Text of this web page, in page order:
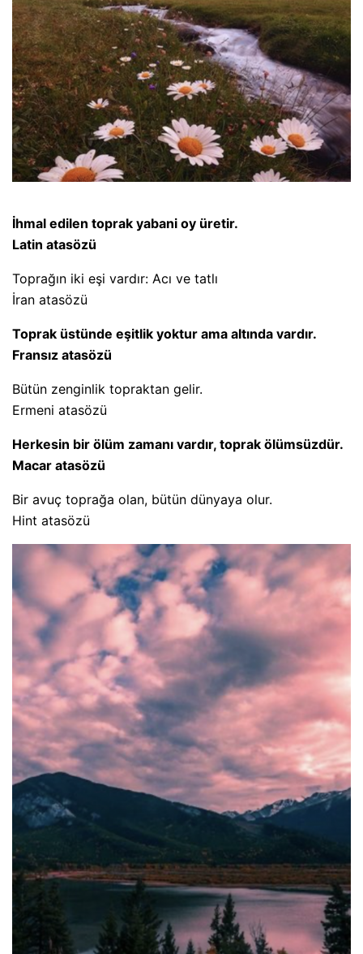
İhmal edilen toprak yabani oy üretir.
Latin atasözü
Toprağın iki eşi vardır: Acı ve tatlı
İran atasözü
Toprak üstünde eşitlik yoktur ama altında vardır.
Fransız atasözü
Bütün zenginlik topraktan gelir.
Ermeni atasözü
Herkesin bir ölüm zamanı vardır, toprak ölümsüzdür.
Macar atasözü
Bir avuç toprağa olan, bütün dünyaya olur.
Hint atasözü